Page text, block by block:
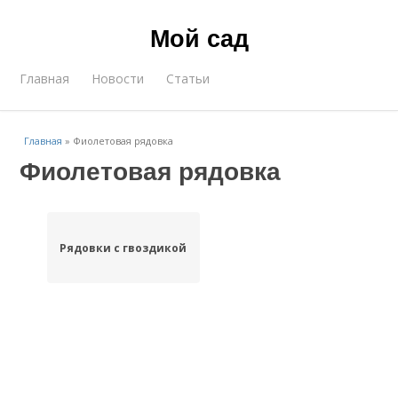
Мой сад
Главная Новости Статьи
Главная » Фиолетовая рядовка
Фиолетовая рядовка
Рядовки с гвоздикой